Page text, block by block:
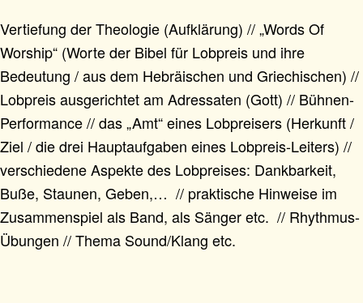
Vertiefung der Theologie (Aufklärung) // „Words Of
Worship“ (Worte der Bibel für Lobpreis und ihre
Bedeutung / aus dem Hebräischen und Griechischen) //
Lobpreis ausgerichtet am Adressaten (Gott) // Bühnen-
Performance // das „Amt“ eines Lobpreisers (Herkunft /
Ziel / die drei Hauptaufgaben eines Lobpreis-Leiters) //
verschiedene Aspekte des Lobpreises: Dankbarkeit,
Buße, Staunen, Geben,… // praktische Hinweise im
Zusammenspiel als Band, als Sänger etc. // Rhythmus-
Übungen // Thema Sound/Klang etc.